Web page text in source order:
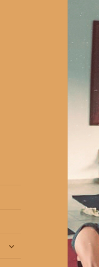
expandir